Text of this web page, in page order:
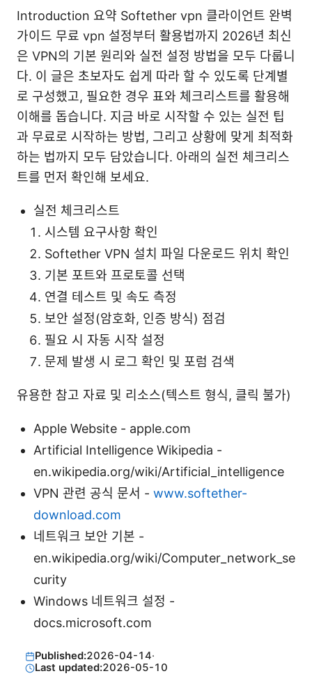
Introduction 요약 Softether vpn 클라이언트 완벽
가이드 무료 vpn 설정부터 활용법까지 2026년 최신
은 VPN의 기본 원리와 실전 설정 방법을 모두 다룹니
다. 이 글은 초보자도 쉽게 따라 할 수 있도록 단계별
로 구성했고, 필요한 경우 표와 체크리스트를 활용해
이해를 돕습니다. 지금 바로 시작할 수 있는 실전 팁
과 무료로 시작하는 방법, 그리고 상황에 맞게 최적화
하는 법까지 모두 담았습니다. 아래의 실전 체크리스
트를 먼저 확인해 보세요.
실전 체크리스트
시스템 요구사항 확인
Softether VPN 설치 파일 다운로드 위치 확인
기본 포트와 프로토콜 선택
연결 테스트 및 속도 측정
보안 설정(암호화, 인증 방식) 점검
필요 시 자동 시작 설정
문제 발생 시 로그 확인 및 포럼 검색
유용한 참고 자료 및 리소스(텍스트 형식, 클릭 불가)
Apple Website - apple.com
Artificial Intelligence Wikipedia -
en.wikipedia.org/wiki/Artificial_intelligence
VPN 관련 공식 문서 - www.softether-
download.com
네트워크 보안 기본 -
en.wikipedia.org/wiki/Computer_network_se
curity
Windows 네트워크 설정 -
docs.microsoft.com
Published:2026-04-14·
Last updated:2026-05-10